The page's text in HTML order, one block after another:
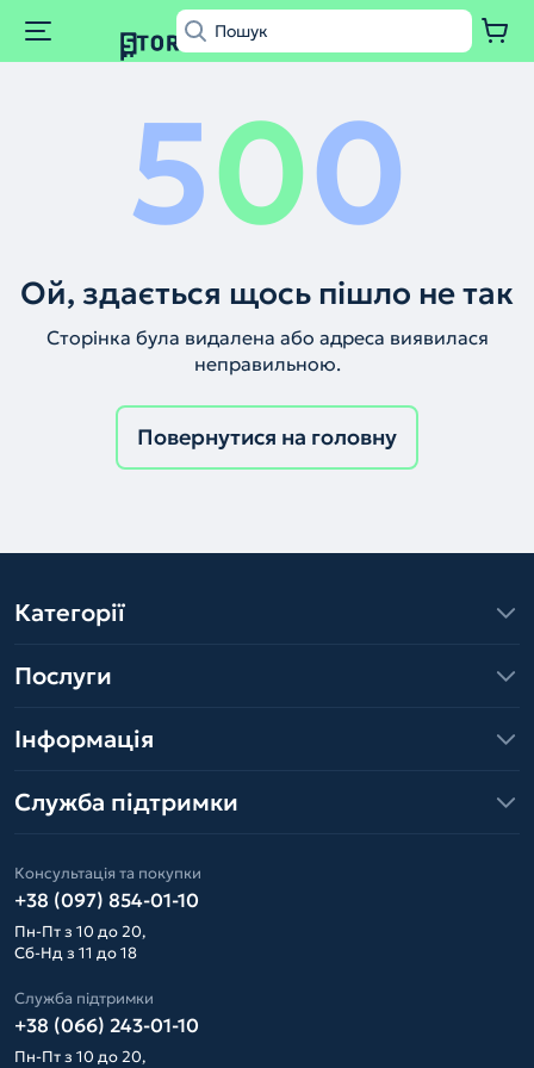
500
Ой, здається щось пішло не так
Сторінка була видалена або адреса виявилася
неправильною.
Повернутися на головну
Категорії
Послуги
Інформація
Служба підтримки
Консультація та покупки
+38 (097) 854-01-10
Пн-Пт з 10 до 20,
Сб-Нд з 11 до 18
Служба підтримки
+38 (066) 243-01-10
Пн-Пт з 10 до 20,